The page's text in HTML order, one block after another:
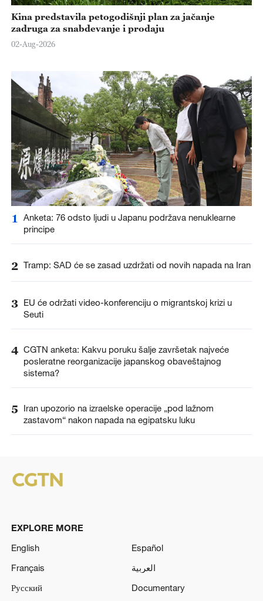
Kina predstavila petogodišnji plan za jačanje
zadruga za snabdevanje i prodaju
02-Aug-2026
1
Anketa: 76 odsto ljudi u Japanu podržava nenuklearne
principe
2 Tramp: SAD će se zasad uzdržati od novih napada na Iran
3 EU će održati video-konferenciju o migrantskoj krizi u
Seuti
4 CGTN anketa: Kakvu poruku šalje završetak najveće
posleratne reorganizacije japanskog obaveštajnog
sistema?
5
Iran upozorio na izraelske operacije „pod lažnom
zastavom“ nakon napada na egipatsku luku
EXPLORE MORE
English
Español
Français
العربية
Русский
Documentary